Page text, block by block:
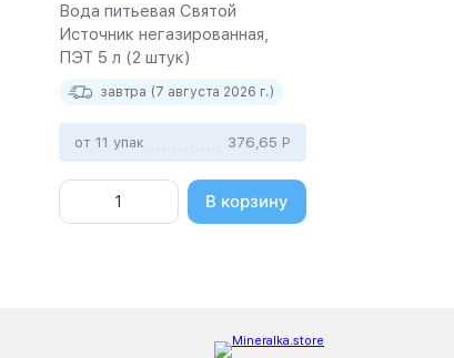
Вода питьевая Святой
Источник негазированная,
ПЭТ 5 л (2 штук)
завтра (7 августа 2026 г.)
от 11 упак 376,65 Р
В корзину